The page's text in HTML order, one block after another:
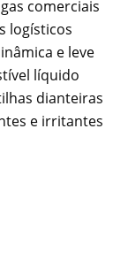
comerciais
logísticos
e leve
líquido
dianteiras
e irritantes